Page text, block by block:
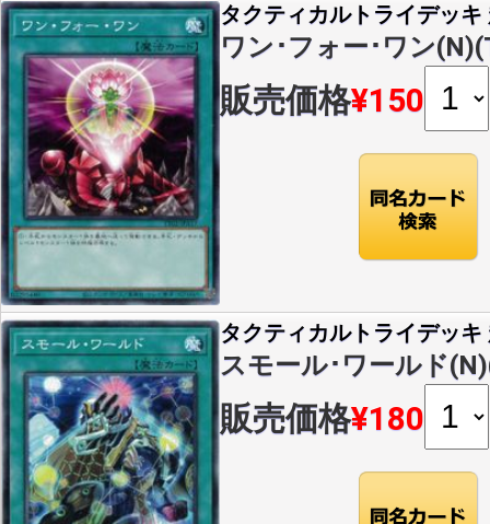
タクティカルトライデッキ
ワン･フォー･ワン
販売価格¥150
タクティカルトライデッキ
スモール･ワールド
販売価格¥180